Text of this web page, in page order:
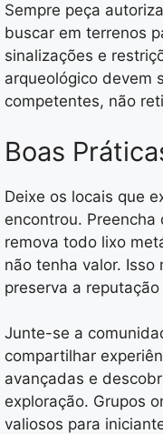
Sempre peça
buscar em terrenos
sinalizações e
arqueológico devem
competentes, não
Boas
Deixe os locais que
encontrou. Preencha
remova todo lixo
não tenha valor.
preserva a
Junte-se a
compartilhar
avançadas e
exploração. Grupos
valiosos para